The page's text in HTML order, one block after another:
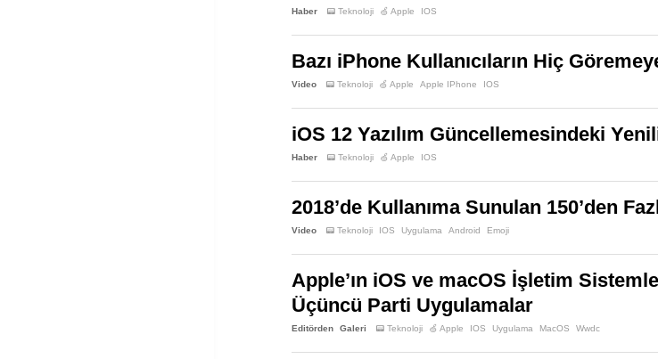
Haber 📟 Teknoloji 🍏 Apple IOS
Bazı iPhone Kullanıcıların Hiç
Video 📟 Teknoloji 🍏 Apple Apple IPhone IOS
iOS 12 Yazılım Güncellemesindeki
Haber 📟 Teknoloji 🍏 Apple IOS
2018’de Kullanıma Sunulan 150’den
Video 📟 Teknoloji IOS Uygulama Android Emoji
Apple’ın iOS ve macOS İşletim
Üçüncü Parti Uygulamalar
Editörden Galeri 📟 Teknoloji 🍏 Apple IOS Uygulama MacOS Wwdc